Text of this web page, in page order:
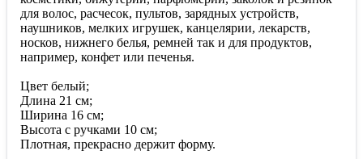
для волос, расчесок, пультов, зарядных устройств,
наушников, мелких игрушек, канцелярии, лекарств,
носков, нижнего белья, ремней так и для продуктов,
например, конфет или печенья.
Цвет белый;
Длина 21 см;
Ширина 16 см;
Высота с ручками 10 см;
Плотная, прекрасно держит форму.